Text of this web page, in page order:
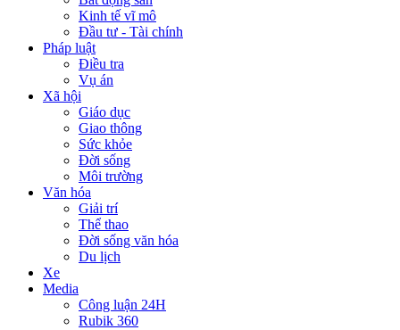
Kinh tế vĩ mô
Đầu tư - Tài chính
Pháp luật
Điều tra
Vụ án
Xã hội
Giáo dục
Giao thông
Sức khỏe
Đời sống
Môi trường
Văn hóa
Giải trí
Thể thao
Đời sống văn hóa
Du lịch
Xe
Media
Công luận 24H
Rubik 360